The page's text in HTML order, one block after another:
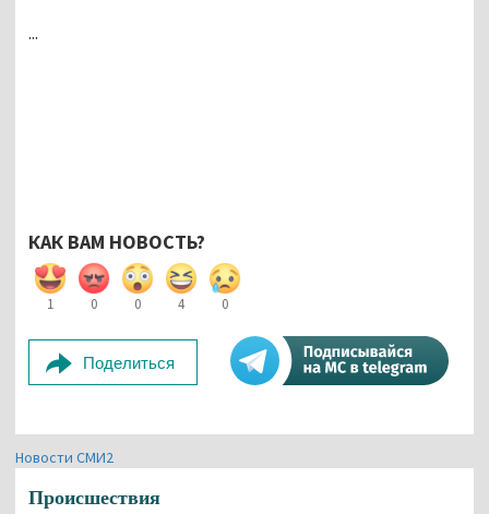
...
КАК ВАМ НОВОСТЬ?
1 0 0 4 0
Поделиться
Новости СМИ2
Происшествия